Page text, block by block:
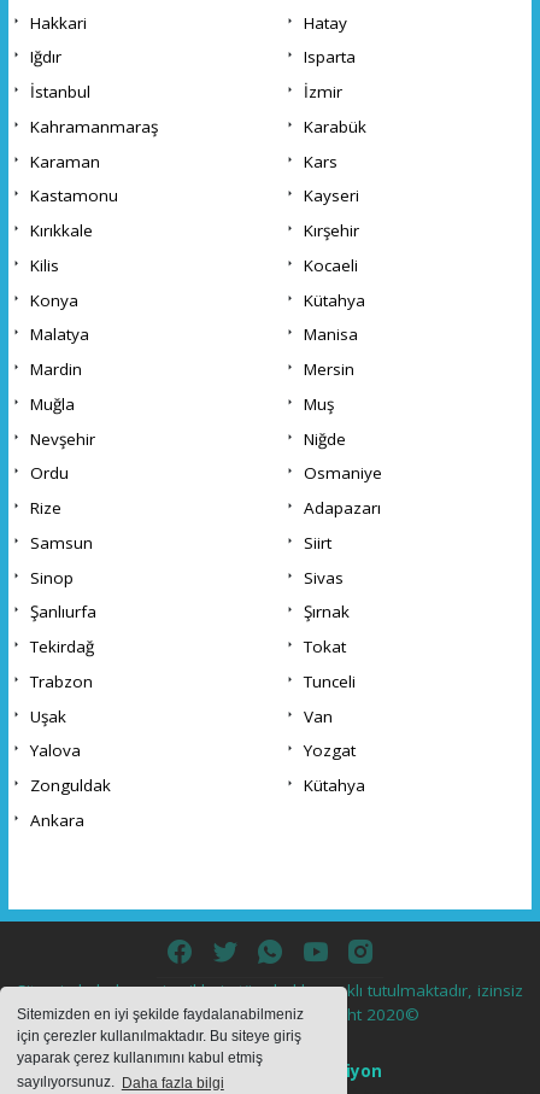
Sitemizden en iyi şekilde faydalanabilmeniz
için çerezler kullanılmaktadır. Bu siteye giriş
yaparak çerez kullanımını kabul etmiş
sayılıyorsunuz. Daha fazla bilgi
Hakkari
Hatay
Iğdır
Isparta
İstanbul
İzmir
Kahramanmaraş
Karabük
Karaman
Kars
Kastamonu
Kayseri
Kırıkkale
Kırşehir
Kilis
Kocaeli
Konya
Kütahya
Malatya
Manisa
Mardin
Mersin
Muğla
Muş
Nevşehir
Niğde
Ordu
Osmaniye
Rize
Adapazarı
Samsun
Siirt
Sinop
Sivas
Şanlıurfa
Şırnak
Tekirdağ
Tokat
Trabzon
Tunceli
Uşak
Van
Yalova
Yozgat
Zonguldak
Kütahya
Ankara
Sitemizde bulunan içeriklerin tüm hakları saklı tutulmaktadır, izinsiz
içerikler kullanılamaz. Copyright 2020©
Haber Yazılımı:
Web Aksiyon